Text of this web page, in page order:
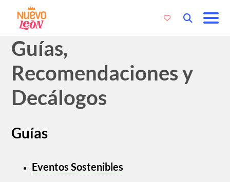
Guías,
Recomendaciones y
Decálogos
Guías
Eventos Sostenibles